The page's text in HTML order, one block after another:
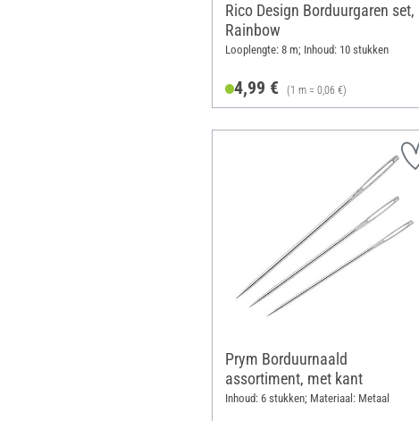
Rico Design Borduurgaren set,
Rainbow
Looplengte: 8 m; Inhoud: 10 stukken
4,99 € (1 m = 0,06 €)
Prym Borduurnaald
assortiment, met kant
Inhoud: 6 stukken; Materiaal: Metaal